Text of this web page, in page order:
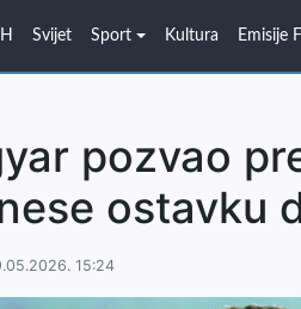
Svijet Sport Kultura Emisije
pozvao
ostavku
15:24